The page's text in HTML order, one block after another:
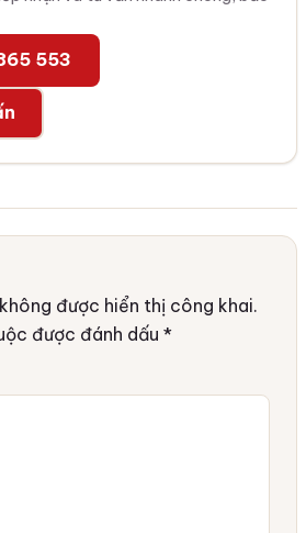
553
được hiển thị công khai.
được đánh dấu *